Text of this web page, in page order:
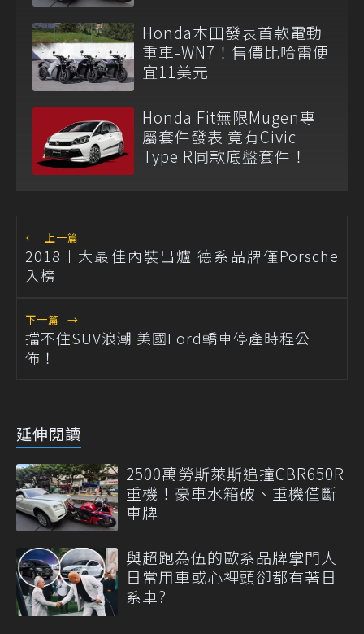
Honda本田發表首款電動
重車-WN7！售價比哈雷便
宜11美元
Honda Fit無限Mugen專
屬套件發表 竟有Civic
Type R同款底盤套件！
← 上一篇
2018十大最佳內裝出爐 德系品牌僅Porsche
入榜
下一篇 →
擋不住SUV浪潮 美國Ford轎車停產時程公
佈！
延伸閱讀
2500萬勞斯萊斯追撞CBR650R
重機！豪車水箱破、重機僅斷
車牌
與超跑為伍的歐系品牌掌門人
日常用車或心裡頭卻都有著日
系車?